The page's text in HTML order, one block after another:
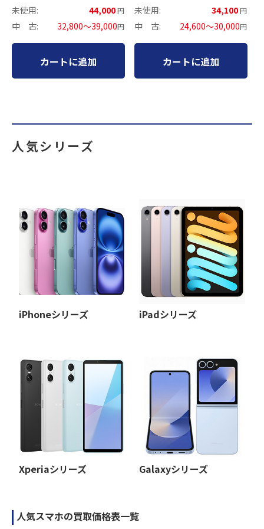
未使用: 44,000円
中 古: 32,800～39,000円
カートに追加
未使用: 34,100円
中 古: 24,600～30,000円
カートに追加
人気シリーズ
iPhoneシリーズ iPadシリーズ
Xperiaシリーズ Galaxyシリーズ
人気スマホの買取価格表一覧